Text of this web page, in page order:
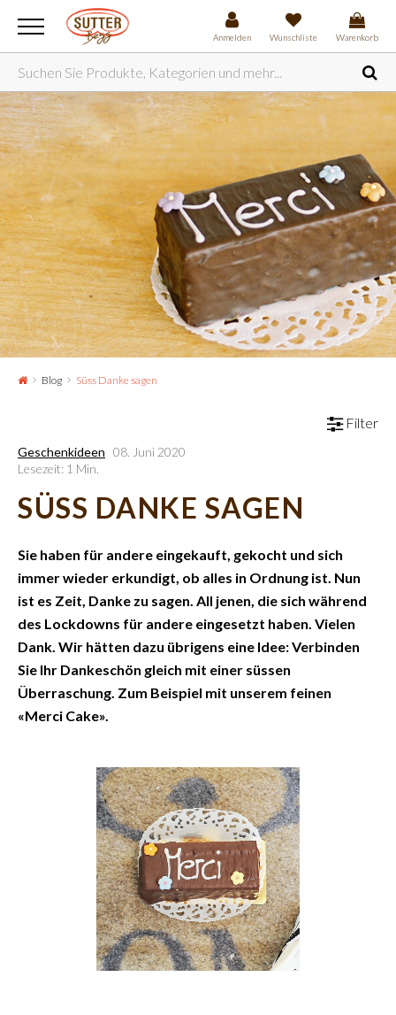
Anmelden Wunschliste Warenkorb
Blog Süss Danke sagen
Filter
Geschenkideen 08. Juni 2020
Lesezeit: 1 Min.
SÜSS DANKE SAGEN
Sie haben für andere eingekauft, gekocht und sich
immer wieder erkundigt, ob alles in Ordnung ist. Nun
ist es Zeit, Danke zu sagen. All jenen, die sich während
des Lockdowns für andere eingesetzt haben. Vielen
Dank. Wir hätten dazu übrigens eine Idee: Verbinden
Sie Ihr Dankeschön gleich mit einer süssen
Überraschung. Zum Beispiel mit unserem feinen
«Merci Cake».